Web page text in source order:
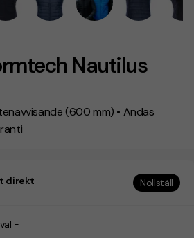
Nautilus
(600 mm) • Andas
direkt Nollställ
-